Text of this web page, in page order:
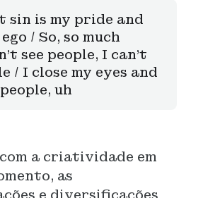
sin is my pride and
/ So, so much
see people, I can't
/ I close my eyes and
uh
com a criatividade em
as